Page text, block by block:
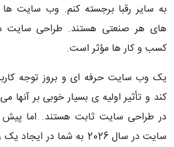
به سایر رقبا برجسته کنم. وب سایت
های هر صنعتی هستند. طراحی سایت
کسب و کار ها مؤثر است.
یک وب سایت حرفه ای و بروز توجه
کند و تأثیر اولیه ی بسیار خوبی بر آنها
در طراحی سایت ثابت هستند. اما پیش
سایت در سال 2026 به شما